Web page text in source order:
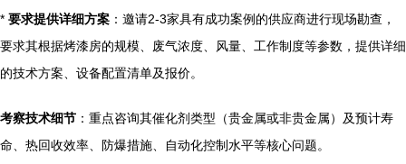
* 要求提供详细方案 ：邀请2-3家具有成功案例的供应商进行现场勘查，
要求其根据烤漆房的规模、废气浓度、风量、工作制度等参数，提供详细
的技术方案、设备配置清单及报价。
考察技术细节 ：重点咨询其催化剂类型（贵金属或非贵金属）及预计寿
命、热回收效率、防爆措施、自动化控制水平等核心问题。